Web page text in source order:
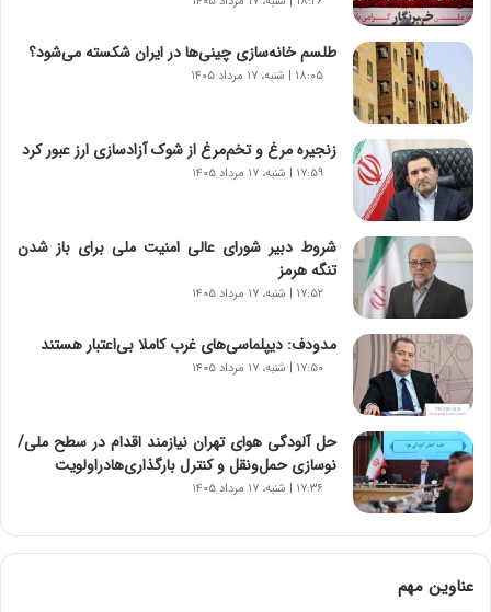
ن
ا
ج
د
ی
د
ا
ر
ن‌
و
ر
ب
ر
ا
ی
ت
و
ل
طلسم خانه‌سازی چینی‌ها در ایران شکسته می‌شود؟
۱۸:۰۵ | شنبه، ۱۷ مرداد ۱۴۰۵
زنجیره مرغ و تخم‌مرغ از شوک آزادسازی ارز عبور کرد
۱۷:۵۹ | شنبه، ۱۷ مرداد ۱۴۰۵
شروط دبیر شورای عالی امنیت ملی برای باز شدن
تنگه هرمز
۱۷:۵۲ | شنبه، ۱۷ مرداد ۱۴۰۵
مدودف: دیپلماسی‌های غرب کاملا بی‌اعتبار هستند
۱۷:۵۰ | شنبه، ۱۷ مرداد ۱۴۰۵
حل آلودگی هوای تهران نیازمند اقدام در سطح ملی/
نوسازی حمل‌ونقل و کنترل بارگذاری‌هادراولویت
۱۷:۳۶ | شنبه، ۱۷ مرداد ۱۴۰۵
عناوین مهم